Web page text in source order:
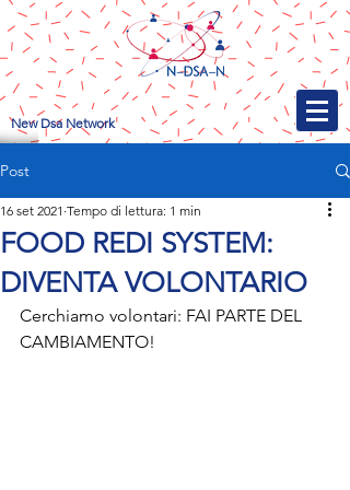
New Dsa Network
Post
FOOD REDI SYSTEM:
DIVENTA VOLONTARIO
16 set 2021 Tempo di lettura: 1 min
Cerchiamo volontari: FAI PARTE DEL
CAMBIAMENTO!